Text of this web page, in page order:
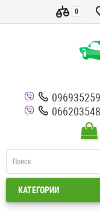
0
КАТЕГОРИИ